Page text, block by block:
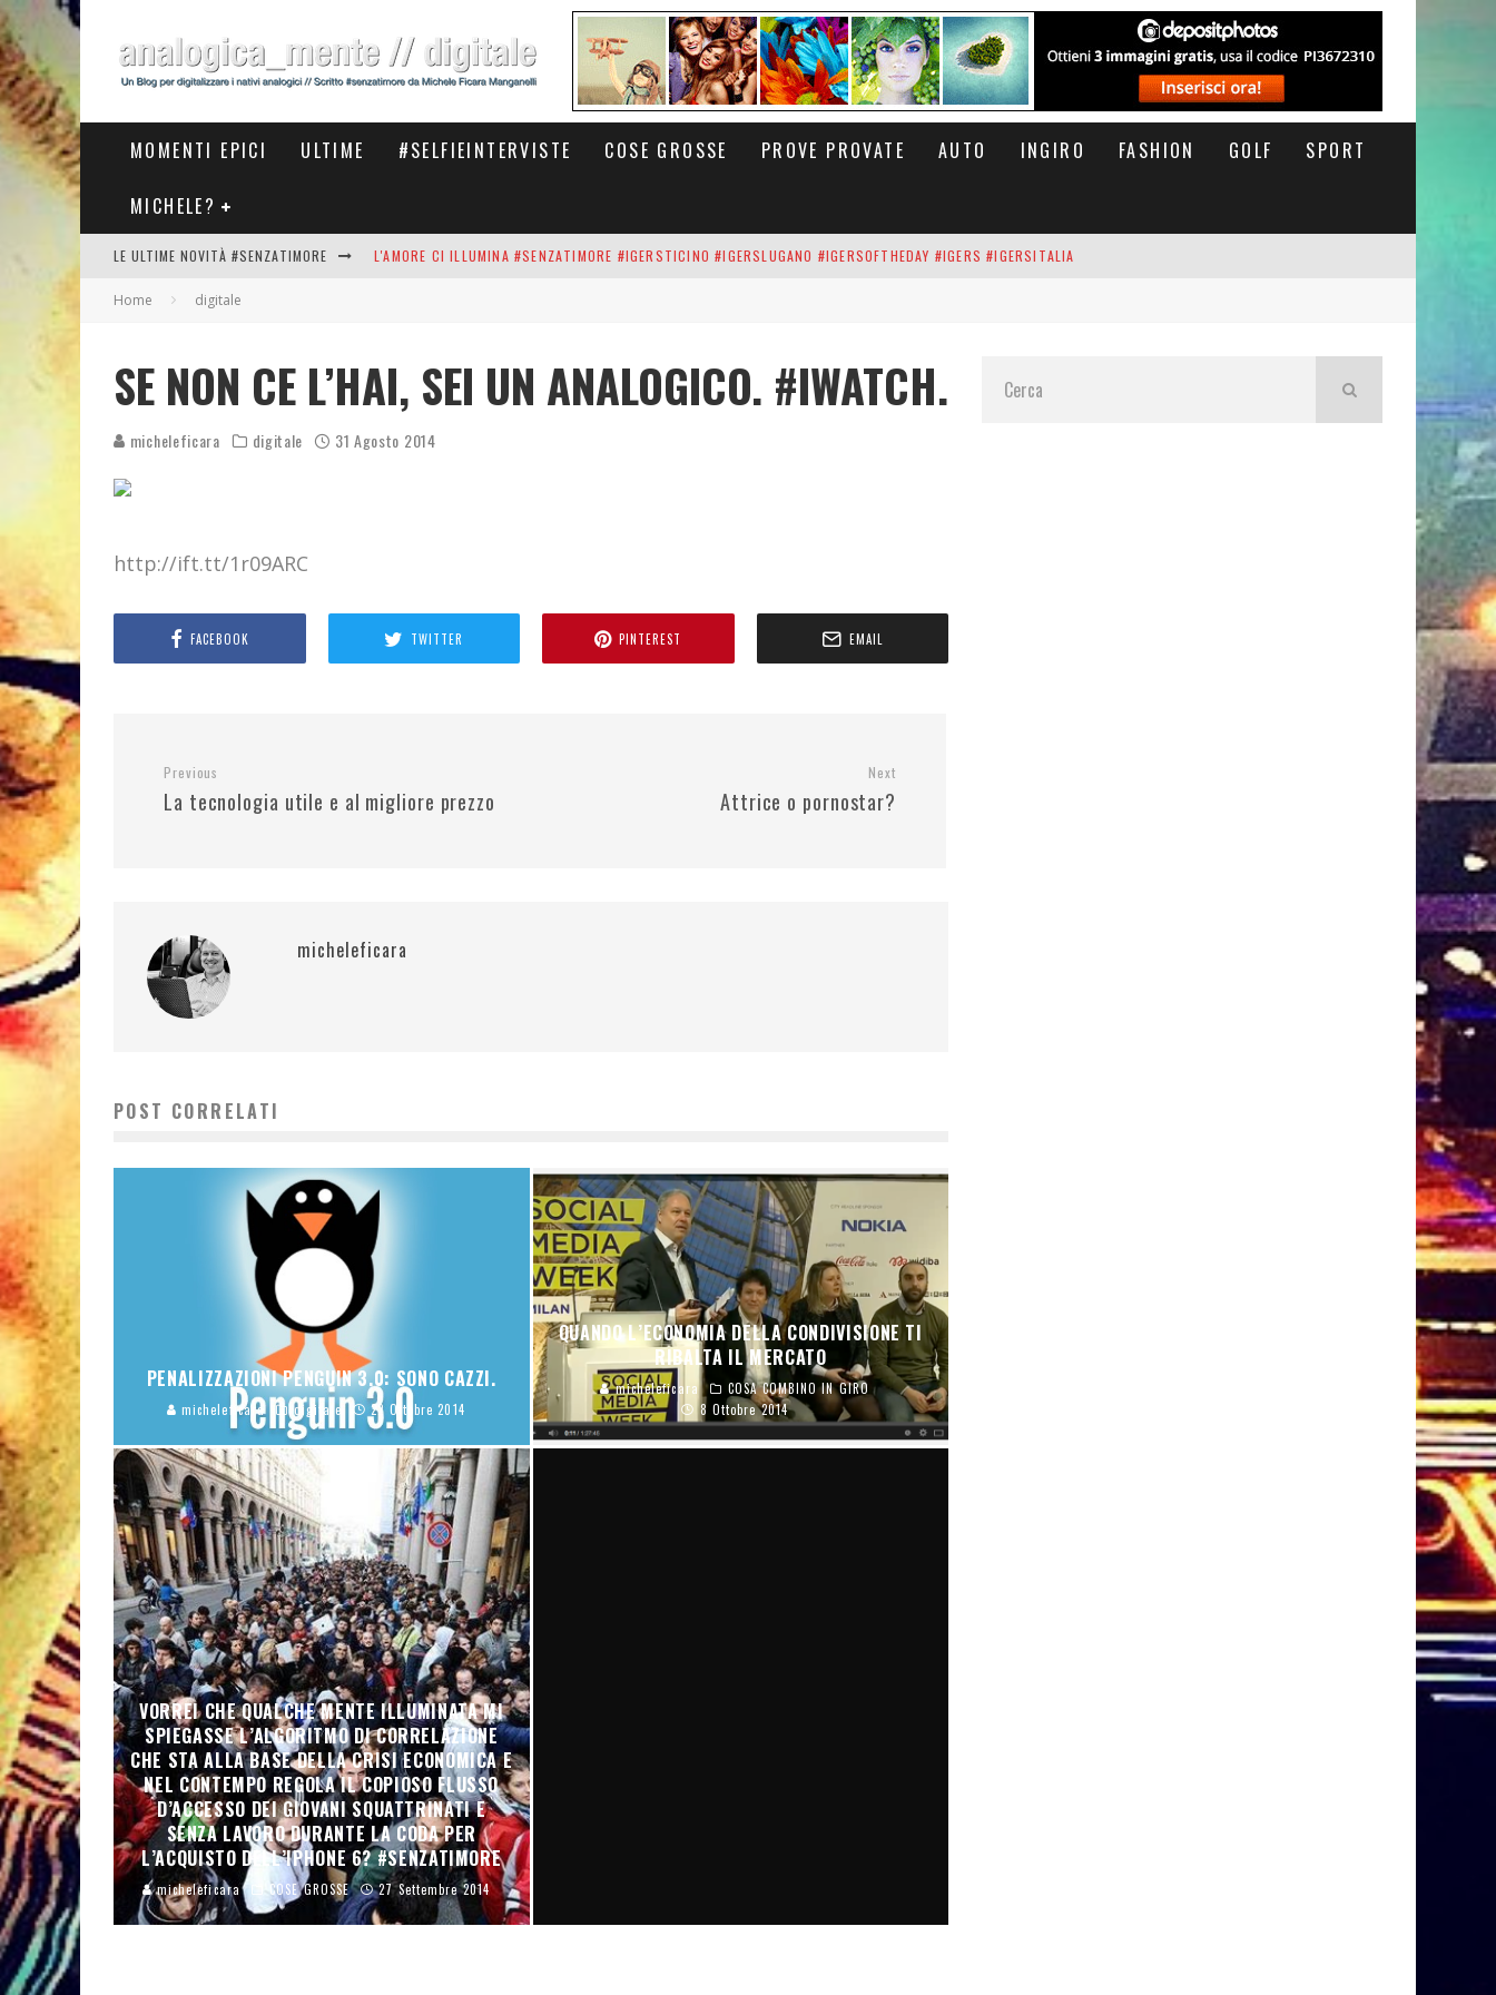
MOMENTI EPICI ULTIME #SELFIEINTERVISTE COSE GROSSE PROVE PROVATE AUTO INGIRO FASHION GOLF SPORT
MICHELE?
LE ULTIME NOVITÀ #SENZATIMORE L'AMORE CI ILLUMINA #SENZATIMORE #IGERSTICINO #IGERSLUGANO #IGERSOFTHEDAY #IGERS #IGERSITALIA
#COSEDILAVORO LA PORTA DELL'INFERNO È QUI: IL CENTRO COMMERCIALE DI ARESE OLTRE 10 KM DI CODA. POTETE MORIRE QUI.
Home digitale
SE NON CE L’HAI, SEI UN ANALOGICO. #IWATCH.
micheleficara digitale 31 Agosto 2014
http://ift.tt/1r09ARC
FACEBOOK TWITTER PINTEREST EMAIL
Previous
La tecnologia utile e al migliore prezzo
Next
Attrice o pornostar?
micheleficara
POST CORRELATI
PENALIZZAZIONI PENGUIN 3.0: SONO CAZZI.
micheleficara digitale 22 Ottobre 2014
QUANDO L’ECONOMIA DELLA CONDIVISIONE TI
RIBALTA IL MERCATO
micheleficara
COSA COMBINO IN GIRO
8 Ottobre 2014
VORREI CHE QUALCHE MENTE ILLUMINATA MI
SPIEGASSE L’ALGORITMO DI CORRELAZIONE
CHE STA ALLA BASE DELLA CRISI ECONOMICA E
NEL CONTEMPO REGOLA IL COPIOSO FLUSSO
D’ACCESSO DEI GIOVANI SQUATTRINATI E
SENZA LAVORO DURANTE LA CODA PER
L’ACQUISTO DELL’IPHONE 6? #SENZATIMORE
micheleficara COSE GROSSE 27 Settembre 2014